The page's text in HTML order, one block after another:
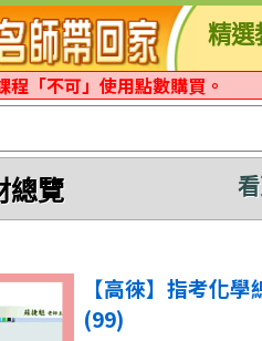
精選
程「不可」使用點數購買。
總覽
【高徠】指考化學
(99)